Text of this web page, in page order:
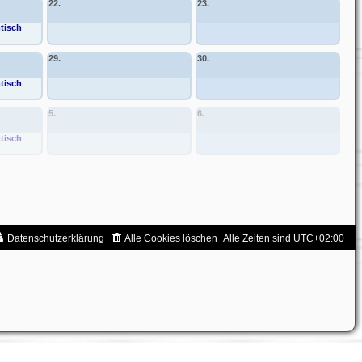
22. 23.
29. 30.
5. 6.
Alle Zeiten sind UTC+02:00
Alle Cookies löschen
Datenschutzerklärung